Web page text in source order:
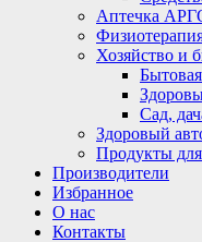
Аптечка
Хозяйство и
Сад,
Здоровый
Продукты
Производители
Избранное
О нас
Контакты